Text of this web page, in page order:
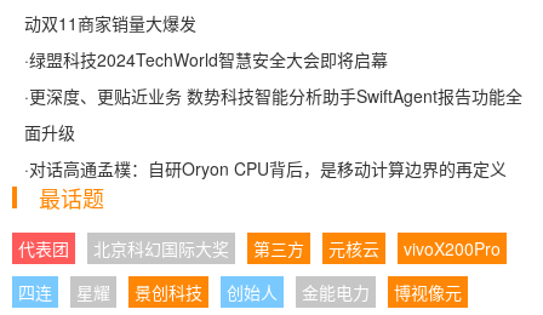
动双11商家销量大爆发
·绿盟科技2024TechWorld智慧安全大会即将启幕
·更深度、更贴近业务 数势科技智能分析助手SwiftAgent报告功能全
面升级
·对话高通孟樸：自研Oryon CPU背后，是移动计算边界的再定义
最话题
代表团 北京科幻国际大奖 第三方 元核云
vivoX200Pro
四连
星耀 景创科技 创始人 金能电力 博视像元